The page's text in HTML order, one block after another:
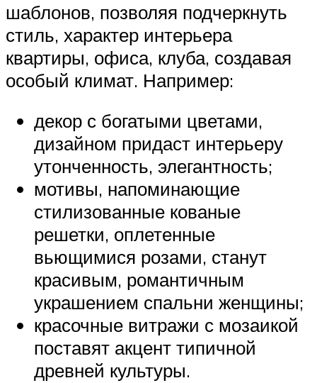
шаблонов, позволяя подчеркнуть
стиль, характер интерьера
квартиры, офиса, клуба, создавая
особый климат. Например:
декор с богатыми цветами,
дизайном придаст интерьеру
утонченность, элегантность;
мотивы, напоминающие
стилизованные кованые
решетки, оплетенные
вьющимися розами, станут
красивым, романтичным
украшением спальни женщины;
красочные витражи с мозаикой
поставят акцент типичной
древней культуры.